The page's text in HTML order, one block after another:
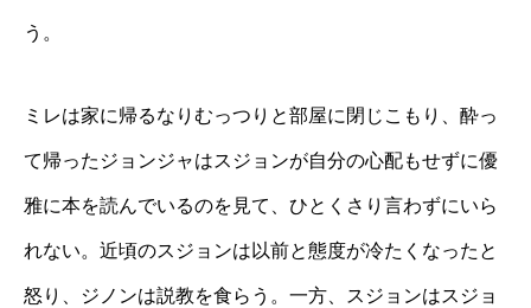
う。
ミレは家に帰るなりむっつりと部屋に閉じこもり、酔っ
て帰ったジョンジャはスジョンが自分の心配もせずに優
雅に本を読んでいるのを見て、ひとくさり言わずにいら
れない。近頃のスジョンは以前と態度が冷たくなったと
怒り、ジノンは説教を食らう。一方、スジョンはスジョ